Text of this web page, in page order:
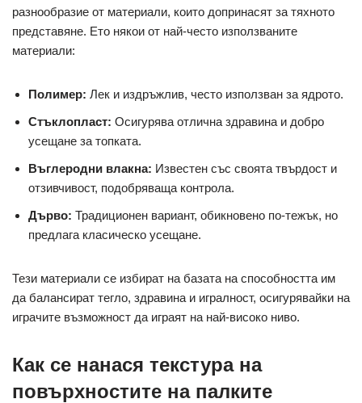
разнообразие от материали, които допринасят за тяхното
представяне. Ето някои от най-често използваните
материали:
Полимер: Лек и издръжлив, често използван за ядрото.
Стъклопласт: Осигурява отлична здравина и добро
усещане за топката.
Въглеродни влакна: Известен със своята твърдост и
отзивчивост, подобряваща контрола.
Дърво: Традиционен вариант, обикновено по-тежък, но
предлага класическо усещане.
Тези материали се избират на базата на способността им
да балансират тегло, здравина и игралност, осигурявайки на
играчите възможност да играят на най-високо ниво.
Как се нанася текстура на
повърхностите на палките